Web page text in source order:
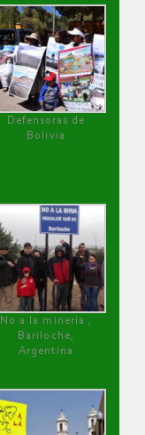
Defensoras de
Bolivia
No a la minería ,
Bariloche,
Argentina